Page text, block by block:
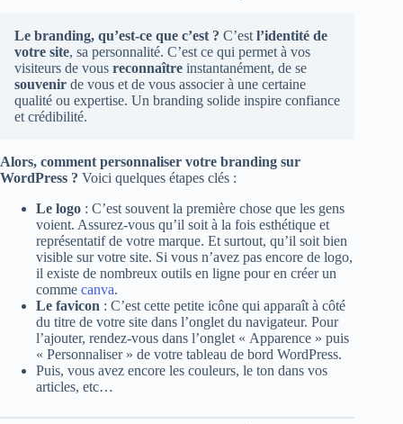
Le branding, qu’est-ce que c’est ? C’est l’identité de
votre site, sa personnalité. C’est ce qui permet à vos
visiteurs de vous reconnaître instantanément, de se
souvenir de vous et de vous associer à une certaine
qualité ou expertise. Un branding solide inspire confiance
et crédibilité.
Alors, comment personnaliser votre branding sur
WordPress ? Voici quelques étapes clés :
Le logo : C’est souvent la première chose que les gens
voient. Assurez-vous qu’il soit à la fois esthétique et
représentatif de votre marque. Et surtout, qu’il soit bien
visible sur votre site. Si vous n’avez pas encore de logo,
il existe de nombreux outils en ligne pour en créer un
comme canva.
Le favicon : C’est cette petite icône qui apparaît à côté
du titre de votre site dans l’onglet du navigateur. Pour
l’ajouter, rendez-vous dans l’onglet « Apparence » puis
« Personnaliser » de votre tableau de bord WordPress.
Puis, vous avez encore les couleurs, le ton dans vos
articles, etc…